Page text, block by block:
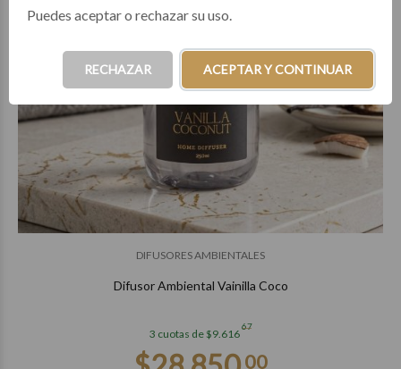
DIFUSORES AMBIENTALES
Difusor Ambiental Vainilla Coco
3 cuotas de $9.616
67
Puedes aceptar o rechazar su uso.
RECHAZAR ACEPTAR Y CONTINUAR